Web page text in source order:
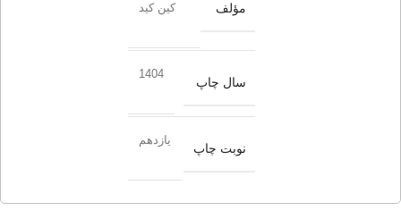
مؤلف
کین کید
سال چاپ
1404
نوبت چاپ
یازدهم